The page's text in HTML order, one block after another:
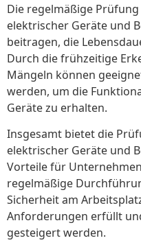
Die regelmäßige
elektrischer Geräte und
beitragen, die
Durch die frühzeitige
Mängeln können
werden, um die
Geräte zu erhalten.
Insgesamt bietet die
elektrischer Geräte und
Vorteile für
regelmäßige
Sicherheit am
Anforderungen erfüllt
gesteigert werden.